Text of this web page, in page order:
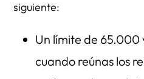
siguiente:
Un límite de 65.000
cuando reúnas los